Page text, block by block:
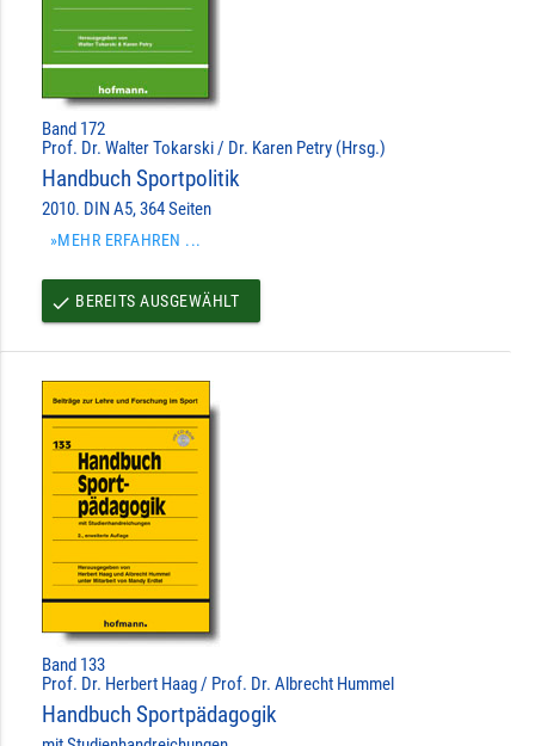
Band 172
Prof. Dr. Walter Tokarski / Dr. Karen Petry (Hrsg.)
Handbuch Sportpolitik
2010. DIN A5, 364 Seiten
»MEHR ERFAHREN ...
done BEREITS AUSGEWÄHLT
Band 133
Prof. Dr. Herbert Haag / Prof. Dr. Albrecht Hummel
Handbuch Sportpädagogik